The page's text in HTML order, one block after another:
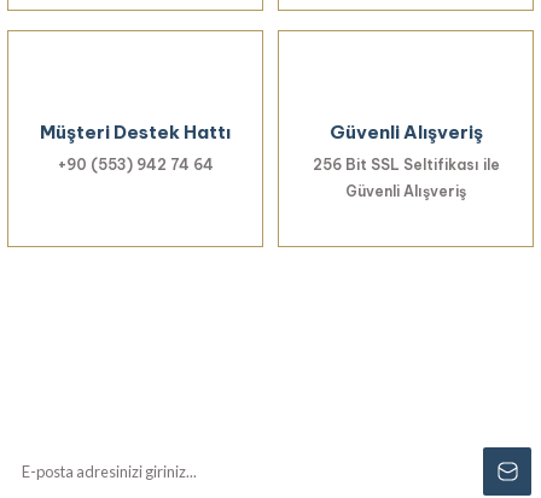
Müşteri Destek Hattı
+90 (553) 942 74 64
Güvenli Alışveriş
256 Bit SSL Seltifikası ile
Güvenli Alışveriş